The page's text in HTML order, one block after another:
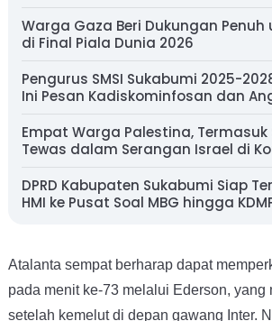
Warga Gaza Beri Dukungan Penuh
di Final Piala Dunia 2026
Pengurus SMSI Sukabumi 2025-
Ini Pesan Kadiskominfosan dan
Empat Warga Palestina, Termasuk
Tewas dalam Serangan Israel di
DPRD Kabupaten Sukabumi Siap
HMI ke Pusat Soal MBG hingga
Atalanta sempat berharap dapat
pada menit ke-73 melalui Ederson, yang
setelah kemelut di depan gawang Inter.